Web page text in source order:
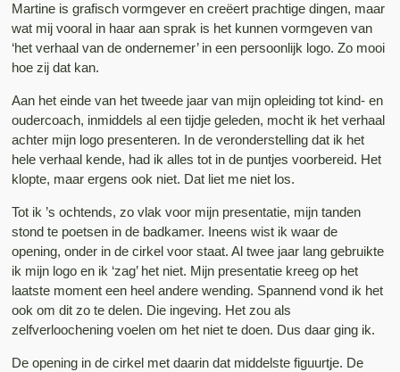
Martine is grafisch vormgever en creëert prachtige dingen, maar
wat mij vooral in haar aan sprak is het kunnen vormgeven van
‘het verhaal van de ondernemer’ in een persoonlijk logo. Zo mooi
hoe zij dat kan.
Aan het einde van het tweede jaar van mijn opleiding tot kind- en
oudercoach, inmiddels al een tijdje geleden, mocht ik het verhaal
achter mijn logo presenteren. In de veronderstelling dat ik het
hele verhaal kende, had ik alles tot in de puntjes voorbereid. Het
klopte, maar ergens ook niet. Dat liet me niet los.
Tot ik ’s ochtends, zo vlak voor mijn presentatie, mijn tanden
stond te poetsen in de badkamer. Ineens wist ik waar de
opening, onder in de cirkel voor staat. Al twee jaar lang gebruikte
ik mijn logo en ik ‘zag’ het niet. Mijn presentatie kreeg op het
laatste moment een heel andere wending. Spannend vond ik het
ook om dit zo te delen. Die ingeving. Het zou als
zelfverloochening voelen om het niet te doen. Dus daar ging ik.
De opening in de cirkel met daarin dat middelste figuurtje. De